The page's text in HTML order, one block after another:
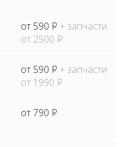
от 590 P + запчасти
от 2500 P
от 590 P + запчасти
от 1990 P
от 790 P